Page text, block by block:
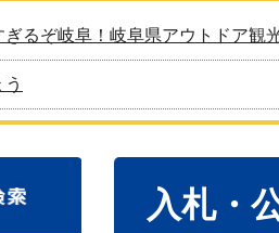
るぞ岐阜！岐阜県アウトドア観
入札・